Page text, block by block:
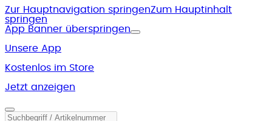
Zur Hauptnavigation springenZum Hauptinhalt
springen
App Banner überspringen
Unsere App
Kostenlos im Store
Jetzt anzeigen